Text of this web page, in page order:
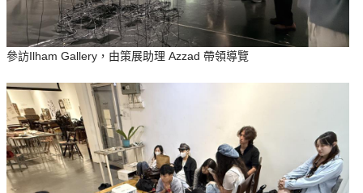
參訪Ilham Gallery，由策展助理 Azzad 帶領導覽